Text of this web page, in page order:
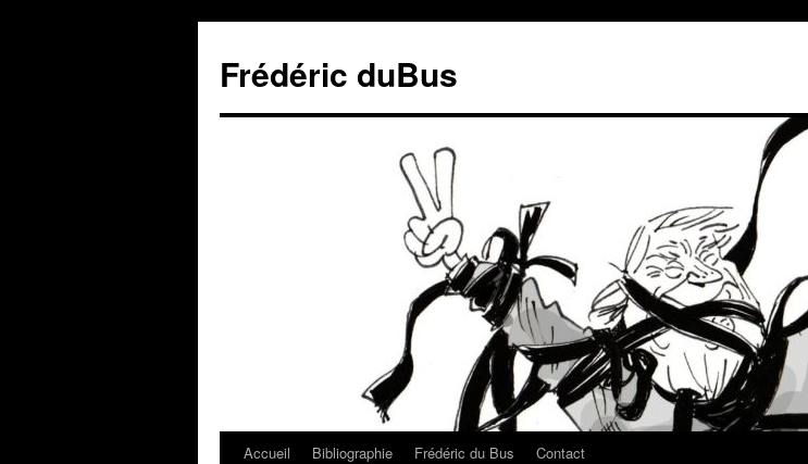
Frédéric duBus
Accueil Bibliographie Frédéric du Bus Contact